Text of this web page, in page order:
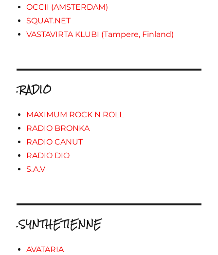
OCCII (AMSTERDAM)
SQUAT.NET
VASTAVIRTA KLUBI (Tampere, Finland)
.RADIO
MAXIMUM ROCK N ROLL
RADIO BRONKA
RADIO CANUT
RADIO DIO
S.A.V
.SYNTHETIENNE
AVATARIA